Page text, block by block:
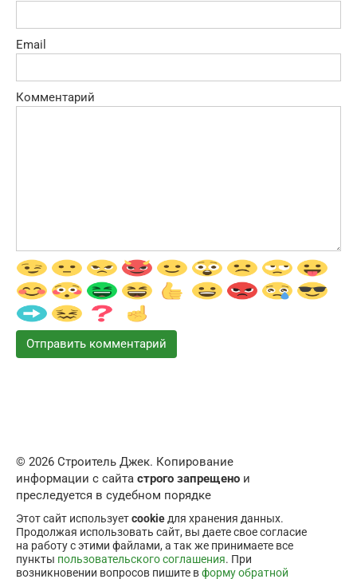
Email
Комментарий
© 2026 Строитель Джек. Копирование
информации с сайта строго запрещено и
преследуется в судебном порядке
Этот сайт используетcookieдля хранения данных.
Продолжая использовать сайт, вы даете свое согласие
на работу с этими файлами, а так же принимаете все
пункты пользовательского соглашения. При
возникновении вопросов пишите вформу обратной